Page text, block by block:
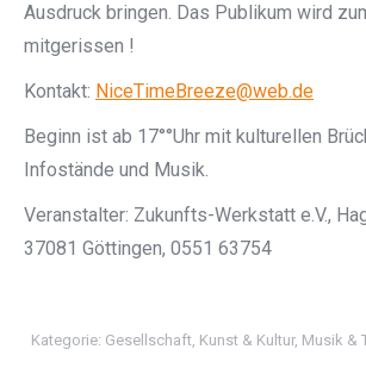
Ausdruck bringen. Das Publikum wird
mitgerissen !
Kontakt: NiceTimeBreeze@web.de
Beginn ist ab 17°°Uhr mit kulturellen
Infostände und Musik.
Veranstalter: Zukunfts-Werkstatt e.V.,
37081 Göttingen, 0551 63754
Kategorie: Gesellschaft, Kunst & Kultur, Musik &